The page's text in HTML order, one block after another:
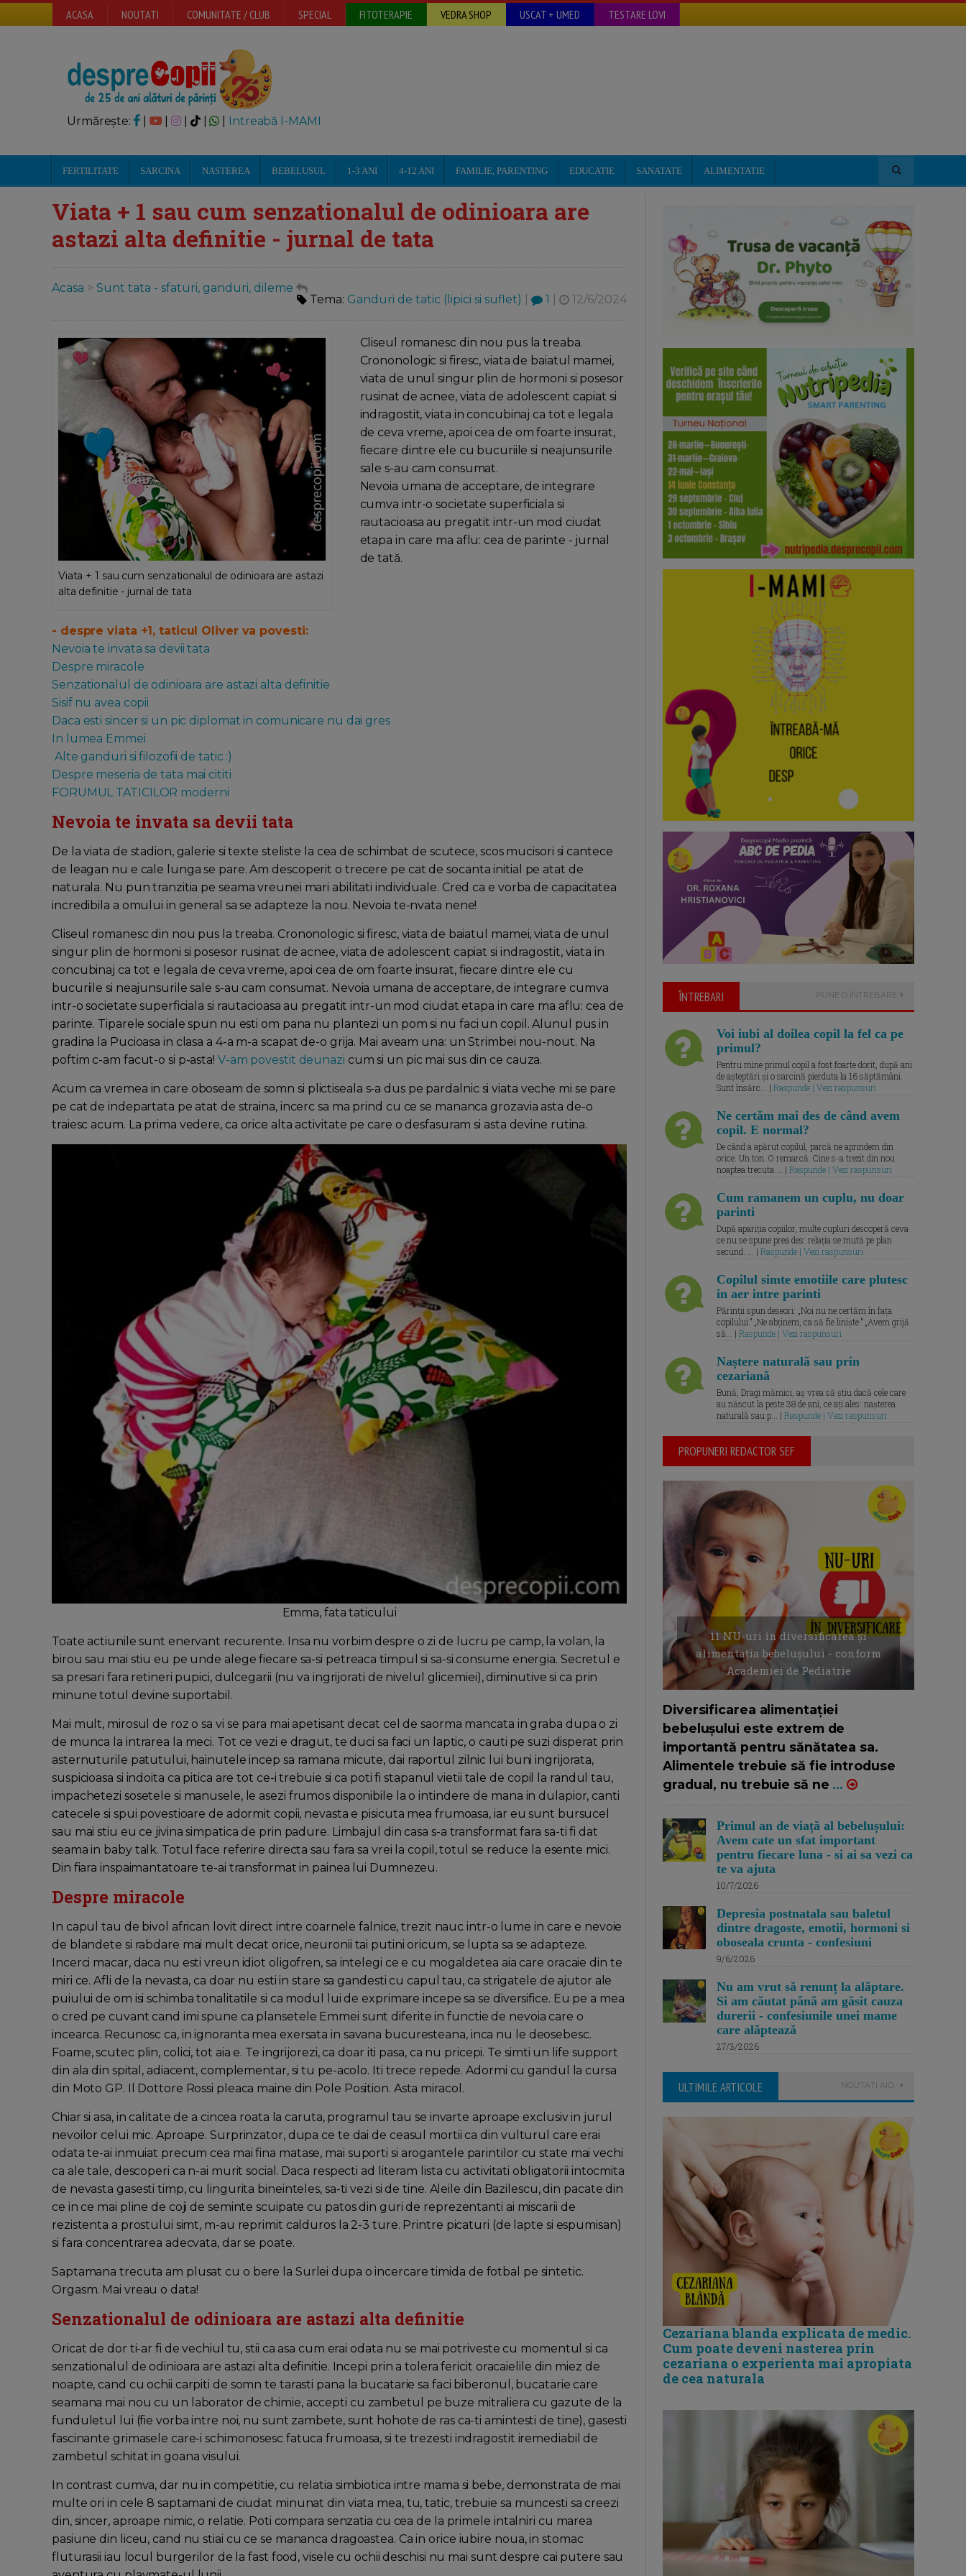
ACASA NOUTATI COMUNITATE / CLUB SPECIAL FITOTERAPIE VEDRA SHOP USCAT + UMED TESTARE LOVI
Urmărește: | | Intreabă I-MAMI
FERTILITATE SARCINA NASTEREA BEBELUSUL 1-3 ANI 4-12 ANI FAMILIE, PARENTING EDUCATIE SANATATE ALIMENTATIE
Viata + 1 sau cum senzationalul de odinioara are
astazi alta definitie - jurnal de tata
Acasa > Sunt tata - sfaturi, ganduri, dileme
Tema: Ganduri de tatic (lipici si suflet) 1 12/6/2024
Viata + 1 sau cum senzationalul de odinioara are astazi
alta definitie - jurnal de tata
Cliseul romanesc din nou pus la treaba.
Crononologic si firesc, viata de baiatul mamei,
viata de unul singur plin de hormoni si posesor
rusinat de acnee, viata de adolescent capiat si
indragostit, viata in concubinaj ca tot e legala
de ceva vreme, apoi cea de om foarte insurat,
fiecare dintre ele cu bucuriile si neajunsurile
sale s-au cam consumat.
Nevoia umana de acceptare, de integrare
cumva intr-o societate superficiala si
rautacioasa au pregatit intr-un mod ciudat
etapa in care ma aflu: cea de parinte - jurnal
de tată.
- despre viata +1, taticul Oliver va povesti:
Nevoia te invata sa devii tata
Despre miracole
Senzationalul de odinioara are astazi alta definitie
Sisif nu avea copii
Daca esti sincer si un pic diplomat in comunicare nu dai gres
In lumea Emmei
Alte ganduri si filozofii de tatic :)
Despre meseria de tata mai cititi
FORUMUL TATICILOR moderni
Nevoia te invata sa devii tata
De la viata de stadion, galerie si texte steliste la cea de schimbat de scutece, scos mucisori si cantece
de leagan nu e cale lunga se pare. Am descoperit o trecere pe cat de socanta initial pe atat de
naturala. Nu pun tranzitia pe seama vreunei mari abilitati individuale. Cred ca e vorba de capacitatea
incredibila a omului in general sa se adapteze la nou. Nevoia te-nvata nene!
Cliseul romanesc din nou pus la treaba. Crononologic si firesc, viata de baiatul mamei, viata de unul
singur plin de hormoni si posesor rusinat de acnee, viata de adolescent capiat si indragostit, viata in
concubinaj ca tot e legala de ceva vreme, apoi cea de om foarte insurat, fiecare dintre ele cu
bucuriile si neajunsurile sale s-au cam consumat. Nevoia umana de acceptare, de integrare cumva
intr-o societate superficiala si rautacioasa au pregatit intr-un mod ciudat etapa in care ma aflu: cea de
parinte. Tiparele sociale spun nu esti om pana nu plantezi un pom si nu faci un copil. Alunul pus in
gradina la Pucioasa in clasa a 4-a m-a scapat de-o grija. Mai aveam una: un Strimbei nou-nout. Na
poftim c-am facut-o si p-asta! V-am povestit deunazi cum si un pic mai sus din ce cauza.
Acum ca vremea in care oboseam de somn si plictiseala s-a dus pe pardalnic si viata veche mi se pare
pe cat de indepartata pe atat de straina, incerc sa ma prind cu ce se mananca grozavia asta de-o
traiesc acum. La prima vedere, ca orice alta activitate pe care o desfasuram si asta devine rutina.
Emma, fata taticului
Toate actiunile sunt enervant recurente. Insa nu vorbim despre o zi de lucru pe camp, la volan, la
birou sau mai stiu eu pe unde alege fiecare sa-si petreaca timpul si sa-si consume energia. Secretul e
sa presari fara retineri pupici, dulcegarii (nu va ingrijorati de nivelul glicemiei), diminutive si ca prin
minune totul devine suportabil.
Mai mult, mirosul de roz o sa vi se para mai apetisant decat cel de saorma mancata in graba dupa o zi
de munca la intrarea la meci. Tot ce vezi e dragut, te duci sa faci un laptic, o cauti pe suzi disperat prin
asternuturile patutului, hainutele incep sa ramana micute, dai raportul zilnic lui buni ingrijorata,
suspicioasa si indoita ca pitica are tot ce-i trebuie si ca poti fi stapanul vietii tale de copil la randul tau,
impachetezi sosetele si manusele, le asezi frumos disponibile la o intindere de mana in dulapior, canti
catecele si spui povestioare de adormit copii, nevasta e pisicuta mea frumoasa, iar eu sunt bursucel
sau mai stiu eu ce jivina simpatica de prin padure. Limbajul din casa s-a transformat fara sa-ti fi dat
seama in baby talk. Totul face referire directa sau fara sa vrei la copil, totul se reduce la esente mici.
Din fiara inspaimantatoare te-ai transformat in painea lui Dumnezeu.
Despre miracole
In capul tau de bivol african lovit direct intre coarnele falnice, trezit nauc intr-o lume in care e nevoie
de blandete si rabdare mai mult decat orice, neuronii tai putini oricum, se lupta sa se adapteze.
Incerci macar, daca nu esti vreun idiot oligofren, sa intelegi ce e cu mogaldetea aia care oracaie din te
miri ce. Afli de la nevasta, ca doar nu esti in stare sa gandesti cu capul tau, ca strigatele de ajutor ale
puiului de om isi schimba tonalitatile si ca modul lui de exprimare incepe sa se diversifice. Eu pe a mea
o cred pe cuvant cand imi spune ca plansetele Emmei sunt diferite in functie de nevoia care o
incearca. Recunosc ca, in ignoranta mea exersata in savana bucuresteana, inca nu le deosebesc.
Foame, scutec plin, colici, tot aia e. Te ingrijorezi, ca doar iti pasa, ca nu pricepi. Te simti un life support
din ala din spital, adiacent, complementar, si tu pe-acolo. Iti trece repede. Adormi cu gandul la cursa
din Moto GP. Il Dottore Rossi pleaca maine din Pole Position. Asta miracol.
Chiar si asa, in calitate de a cincea roata la caruta, programul tau se invarte aproape exclusiv in jurul
nevoilor celui mic. Aproape. Surprinzator, dupa ce te dai de ceasul mortii ca din vulturul care erai
odata te-ai inmuiat precum cea mai fina matase, mai suporti si arogantele parintilor cu state mai vechi
ca ale tale, descoperi ca n-ai murit social. Daca respecti ad literam lista cu activitati obligatorii intocmita
de nevasta gasesti timp, cu lingurita bineinteles, sa-ti vezi si de tine. Aleile din Bazilescu, din pacate din
ce in ce mai pline de coji de seminte scuipate cu patos din guri de reprezentanti ai miscarii de
rezistenta a prostului simt, m-au reprimit calduros la 2-3 ture. Printre picaturi (de lapte si espumisan)
si fara concentrarea adecvata, dar se poate.
Saptamana trecuta am plusat cu o bere la Surlei dupa o incercare timida de fotbal pe sintetic.
Orgasm. Mai vreau o data!
Senzationalul de odinioara are astazi alta definitie
Oricat de dor ti-ar fi de vechiul tu, stii ca asa cum erai odata nu se mai potriveste cu momentul si ca
senzationalul de odinioara are astazi alta definitie. Incepi prin a tolera fericit oracaielile din miez de
noapte, cand cu ochii carpiti de somn te tarasti pana la bucatarie sa faci biberonul, bucatarie care
seamana mai nou cu un laborator de chimie, accepti cu zambetul pe buze mitraliera cu gazute de la
funduletul lui (fie vorba intre noi, nu sunt zambete, sunt hohote de ras ca-ti amintesti de tine), gasesti
fascinante grimasele care-i schimonosesc fatuca frumoasa, si te trezesti indragostit iremediabil de
zambetul schitat in goana visului.
In contrast cumva, dar nu in competitie, cu relatia simbiotica intre mama si bebe, demonstrata de mai
multe ori in cele 8 saptamani de ciudat minunat din viata mea, tu, tatic, trebuie sa muncesti sa creezi
din, sincer, aproape nimic, o relatie. Poti compara senzatia cu cea de la primele intalniri cu marea
pasiune din liceu, cand nu stiai cu ce se mananca dragoastea. Ca in orice iubire noua, in stomac
fluturasii iau locul burgerilor de la fast food, visele cu ochii deschisi nu mai sunt despre cai putere sau
ÎNTREBARI PUNE O ÎNTREBARE
Voi iubi al doilea copil la fel ca pe
primul?
Pentru mine primul copil a fost foarte dorit, după ani
de așteptări și o sarcină pierduta la 16 săptămâni.
Sunt însărc... | Raspunde | Vezi raspunsuri
Ne certăm mai des de când avem
copil. E normal?
De când a apărut copilul, parcă ne aprindem din
orice. Un ton. O remarcă. Cine s-a trezit din nou
noaptea trecuta.... | Raspunde | Vezi raspunsuri
Cum ramanem un cuplu, nu doar
parinti
După apariția copiilor, multe cupluri descoperă ceva
ce nu se spune prea des: relația se mută pe plan
secund. ... | Raspunde | Vezi raspunsuri
Copilul simte emotiile care plutesc
in aer intre parinti
Părinții spun deseori: „Noi nu ne certăm în fața
copilului.” „Ne abținem, ca să fie liniște.” „Avem grijă
să... | Raspunde | Vezi raspunsuri
Naștere naturală sau prin
cezariană
Bună, Dragi mămici, aș vrea să știu dacă cele care
au născut la peste 38 de ani, ce ați ales: nașterea
naturală sau p... | Raspunde | Vezi raspunsuri
PROPUNERI REDACTOR SEF
11 NU-uri in diversificarea și
alimentația bebelușului - conform
Academiei de Pediatrie
Diversificarea alimentației
bebelușului este extrem de
importantă pentru sănătatea sa.
Alimentele trebuie să fie introduse
gradual, nu trebuie să ne ...
Primul an de viață al bebelușului:
Avem cate un sfat important
pentru fiecare luna - si ai sa vezi ca
te va ajuta
10/7/2026
Depresia postnatala sau baletul
dintre dragoste, emotii, hormoni si
oboseala crunta - confesiuni
9/6/2026
Nu am vrut să renunț la alăptare.
Si am căutat până am găsit cauza
durerii - confesiunile unei mame
care alăptează
27/3/2026
ULTIMILE ARTICOLE NOUTATI AICI
Cezariana blanda explicata de medic.
Cum poate deveni nasterea prin
cezariana o experienta mai apropiata
de cea naturala